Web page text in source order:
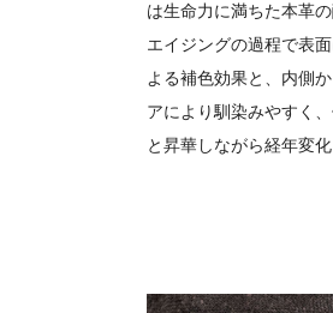
は生命力に満ちた本革の
エイジングの過程で表
よる補色効果と、内側
アにより馴染みやすく
と昇華しながら経年変